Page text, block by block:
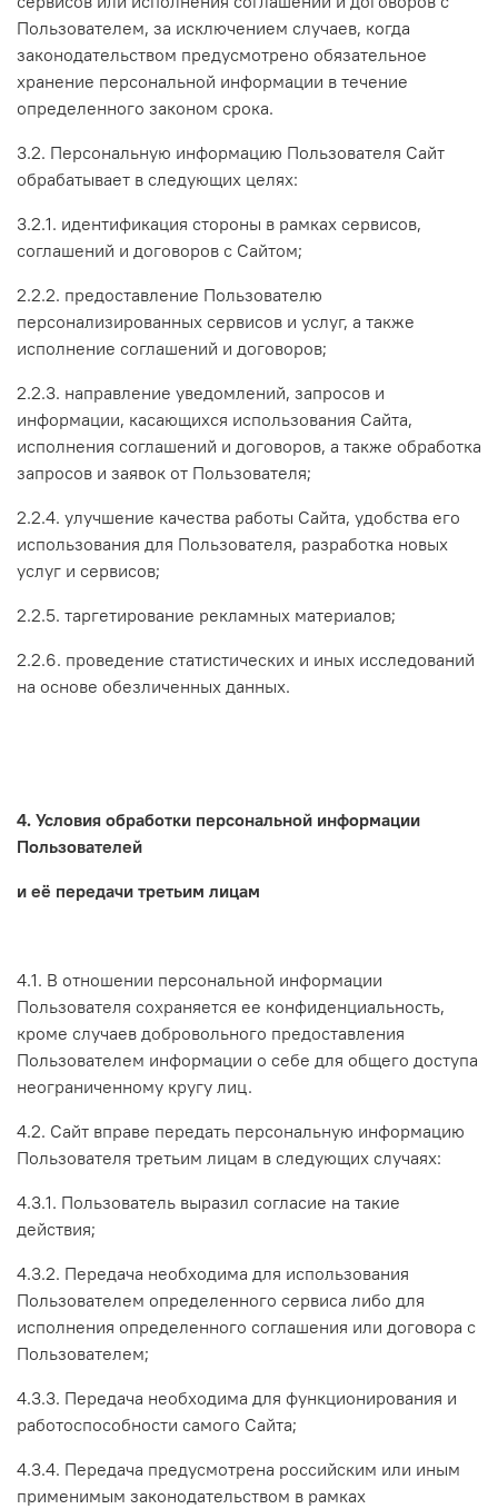
Пользователем, за исключением случаев, когда
законодательством предусмотрено обязательное
хранение персональной информации в течение
определенного законом срока.
3.2. Персональную информацию Пользователя Сайт
обрабатывает в следующих целях:
3.2.1. идентификация стороны в рамках сервисов,
соглашений и договоров с Сайтом;
2.2.2. предоставление Пользователю
персонализированных сервисов и услуг, а также
исполнение соглашений и договоров;
2.2.3. направление уведомлений, запросов и
информации, касающихся использования Сайта,
исполнения соглашений и договоров, а также обработка
запросов и заявок от Пользователя;
2.2.4. улучшение качества работы Сайта, удобства его
использования для Пользователя, разработка новых
услуг и сервисов;
2.2.5. таргетирование рекламных материалов;
2.2.6. проведение статистических и иных исследований
на основе обезличенных данных.
4. Условия обработки персональной информации
Пользователей
и её передачи третьим лицам
4.1. В отношении персональной информации
Пользователя сохраняется ее конфиденциальность,
кроме случаев добровольного предоставления
Пользователем информации о себе для общего доступа
неограниченному кругу лиц.
4.2. Сайт вправе передать персональную информацию
Пользователя третьим лицам в следующих случаях:
4.3.1. Пользователь выразил согласие на такие
действия;
4.3.2. Передача необходима для использования
Пользователем определенного сервиса либо для
исполнения определенного соглашения или договора с
Пользователем;
4.3.3. Передача необходима для функционирования и
работоспособности самого Сайта;
4.3.4. Передача предусмотрена российским или иным
применимым законодательством в рамках